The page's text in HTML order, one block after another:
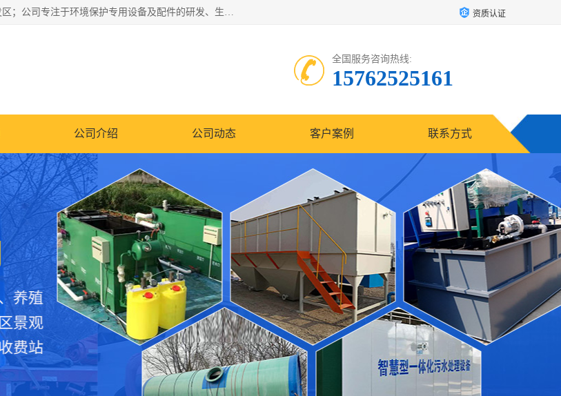
潍坊帝洁环保设备有限公司成立于2019年，位于山东省潍坊市潍城经济开发区；公司专注于环境保护专用设备及配件的研发、生产、安装与销售，同时涉及医用消毒设备、机电设备和仪器仪表的销售。此外，公司提供环保工程施工、环保技术研发与转让、技术服务以及环境工程专项设计服务，致力于为客户提供全面的环保解决方案，助力绿色可持续发展。 资质认证
全国服务咨询热线:
15762525161
公司介绍 公司动态 客户案例 联系方式